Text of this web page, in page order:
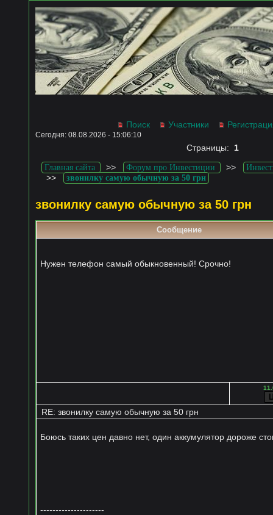
Поиск Участники
Сегодня: 08.08.2026 - 15:06:10
Страницы: 1
Главная сайта >> Форум про Инвестиции >>
>> звонилку самую обычную за 50 грн
звонилку самую обычную за 50 грн
Сообщение
Нужен телефон самый обыкновенный! Срочно!
RE: звонилку самую обычную за 50 грн
Боюсь таких цен давно нет, один аккумулятор дороже
---------------------